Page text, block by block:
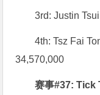
3rd: Justin
4th: Tsz Fai
34,570,000
赛事#37: Tick